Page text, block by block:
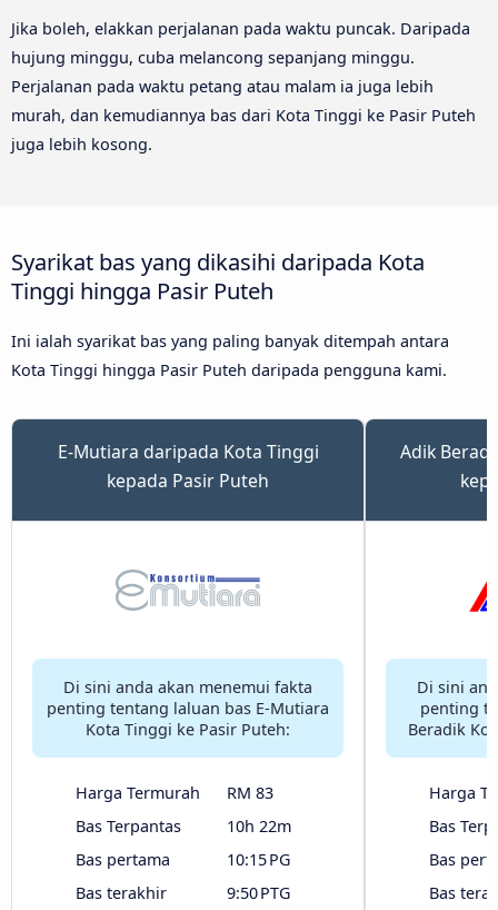
Jika boleh, elakkan perjalanan pada waktu puncak. Daripada
hujung minggu, cuba melancong sepanjang minggu.
Perjalanan pada waktu petang atau malam ia juga lebih
murah, dan kemudiannya bas dari Kota Tinggi ke Pasir Puteh
juga lebih kosong.
Syarikat bas yang dikasihi daripada Kota
Tinggi hingga Pasir Puteh
Ini ialah syarikat bas yang paling banyak ditempah antara
Kota Tinggi hingga Pasir Puteh daripada pengguna kami.
E-Mutiara daripada Kota Tinggi
kepada Pasir Puteh
Di sini anda akan menemui fakta
penting tentang laluan bas E-Mutiara
Kota Tinggi ke Pasir Puteh:
Harga Termurah
RM 83
Bas Terpantas
10h 22m
Bas pertama
10:15 PG
Bas terakhir
9:50 PTG
Adik
Di sini
penting
Beradik
Harga
Bas
Bas
Bas